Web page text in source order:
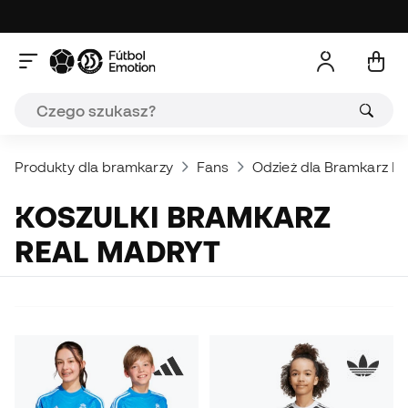
Produkty dla bramkarzy Fans Odzież dla Bramkarz
KOSZULKI BRAMKARZ
REAL MADRYT